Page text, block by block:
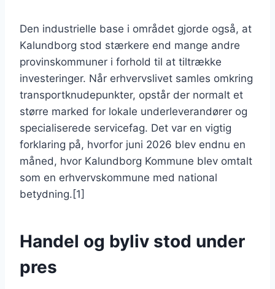
Den industrielle base i området gjorde også, at
Kalundborg stod stærkere end mange andre
provinskommuner i forhold til at tiltrække
investeringer. Når erhvervslivet samles omkring
transportknudepunkter, opstår der normalt et
større marked for lokale underleverandører og
specialiserede servicefag. Det var en vigtig
forklaring på, hvorfor juni 2026 blev endnu en
måned, hvor Kalundborg Kommune blev omtalt
som en erhvervskommune med national
betydning.[1]
Handel og byliv stod under
pres